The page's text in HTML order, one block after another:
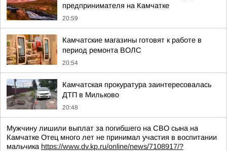
предпринимателя на Камчатке
20:59
Камчатские магазины готовят к работе в
период ремонта ВОЛС
20:54
Камчатская прокуратура заинтересовалась
ДТП в Мильково
20:48
Мужчину лишили выплат за погибшего на СВО сына на
Камчатке Отец много лет не принимал участия в воспитании
мальчика https://www.dv.kp.ru/online/news/7108917/?